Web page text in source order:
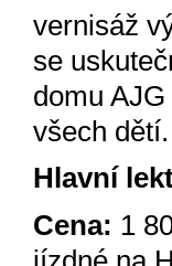
vernisáž
se
domu
všech
Hlavní
Cena: 1